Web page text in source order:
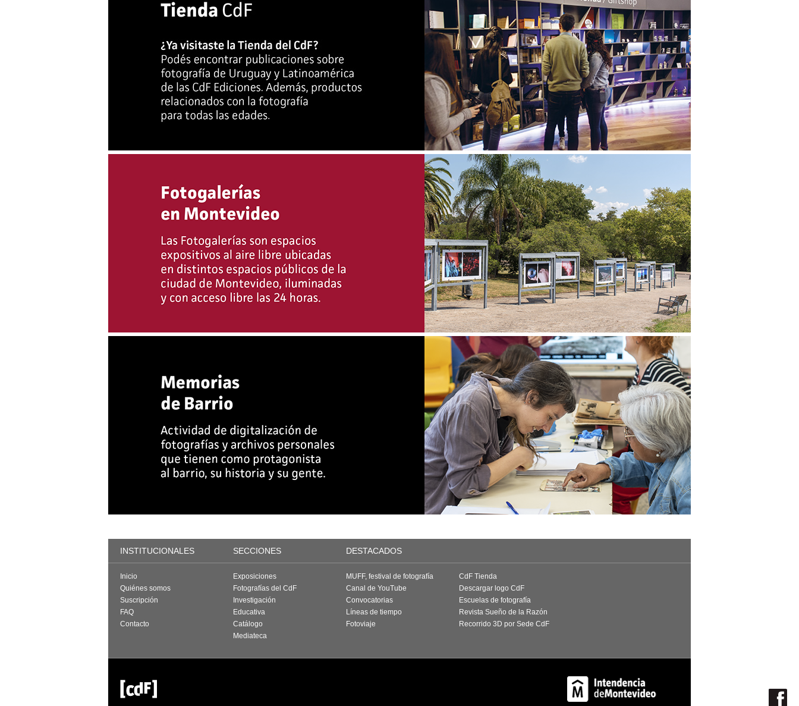
INSTITUCIONALES SECCIONES DESTACADOS
Inicio
Quiénes somos
Suscripción
FAQ
Contacto
Exposiciones
Fotografías del CdF
Investigación
Educativa
Catálogo
Mediateca
MUFF, festival de fotografía
Canal de YouTube
Convocatorias
Líneas de tiempo
Fotoviaje
CdF Tienda
Descargar logo CdF
Escuelas de fotografía
Revista Sueño de la Razón
Recorrido 3D por Sede CdF